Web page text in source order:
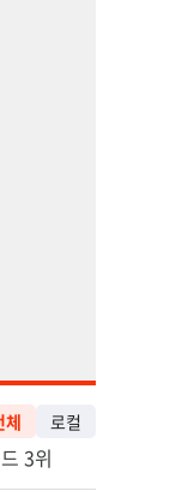
체 로컬
3위